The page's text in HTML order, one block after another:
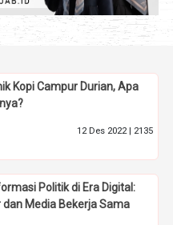
Kopi Campur Durian, Apa
12 Des 2022 | 2135
Politik di Era Digital:
dan Media Bekerja Sama